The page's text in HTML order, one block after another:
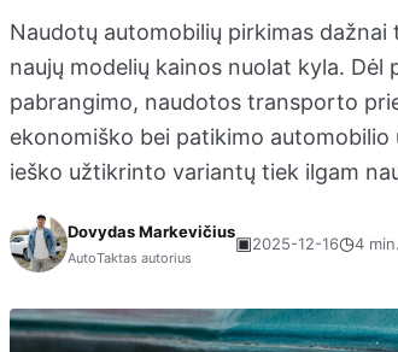
Naudotų automobilių pirkimas
naujų modelių kainos nuolat kyla.
pabrangimo, naudotos transporto
ekonomiško bei patikimo
ieško užtikrinto variantų tiek ilgam
Dovydas Markevičius
AutoTaktas autorius
▣2025-12-16◷4